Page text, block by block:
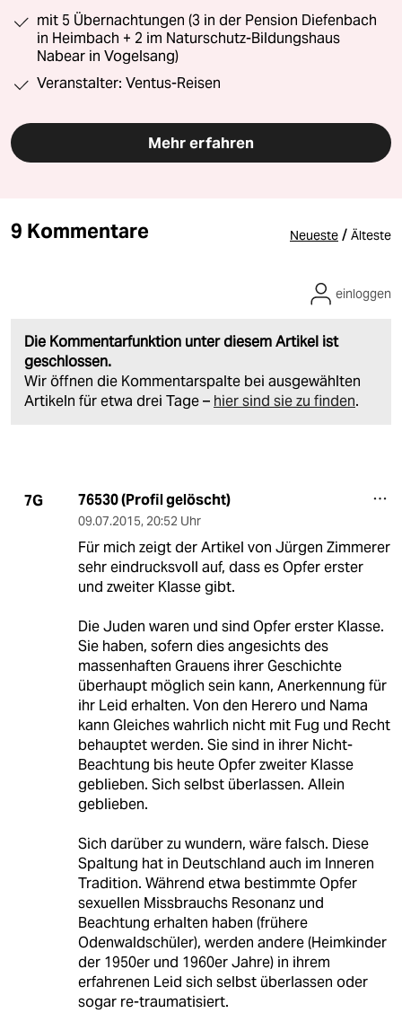
mit 5 Übernachtungen (3 in der Pension Diefenbach
in Heimbach + 2 im Naturschutz-Bildungshaus
Nabear in Vogelsang)
Veranstalter: Ventus-Reisen
Mehr erfahren
9 Kommentare Neueste / Älteste
Die Kommentarfunktion unter diesem Artikel ist
geschlossen.
Wir öffnen die Kommentarspalte bei ausgewählten
Artikeln für etwa drei Tage – hier sind sie zu finden.
einloggen
7G 76530 (Profil gelöscht)
09.07.2015, 20:52 Uhr
Für mich zeigt der Artikel von Jürgen Zimmerer
sehr eindrucksvoll auf, dass es Opfer erster
und zweiter Klasse gibt.
Die Juden waren und sind Opfer erster Klasse.
Sie haben, sofern dies angesichts des
massenhaften Grauens ihrer Geschichte
überhaupt möglich sein kann, Anerkennung für
ihr Leid erhalten. Von den Herero und Nama
kann Gleiches wahrlich nicht mit Fug und Recht
behauptet werden. Sie sind in ihrer Nicht-
Beachtung bis heute Opfer zweiter Klasse
geblieben. Sich selbst überlassen. Allein
geblieben.
Sich darüber zu wundern, wäre falsch. Diese
Spaltung hat in Deutschland auch im Inneren
Tradition. Während etwa bestimmte Opfer
sexuellen Missbrauchs Resonanz und
Beachtung erhalten haben (frühere
Odenwaldschüler), werden andere (Heimkinder
der 1950er und 1960er Jahre) in ihrem
erfahrenen Leid sich selbst überlassen oder
sogar re-traumatisiert.